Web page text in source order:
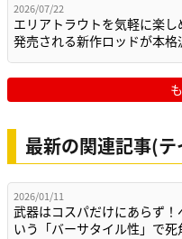
2026/07/22
エリアトラウトを気軽に楽し
発売される新作ロッドが本
最新の関連記事(
2026/01/11
武器はコスパだけにあらず！
いう「バーサタイル性」で